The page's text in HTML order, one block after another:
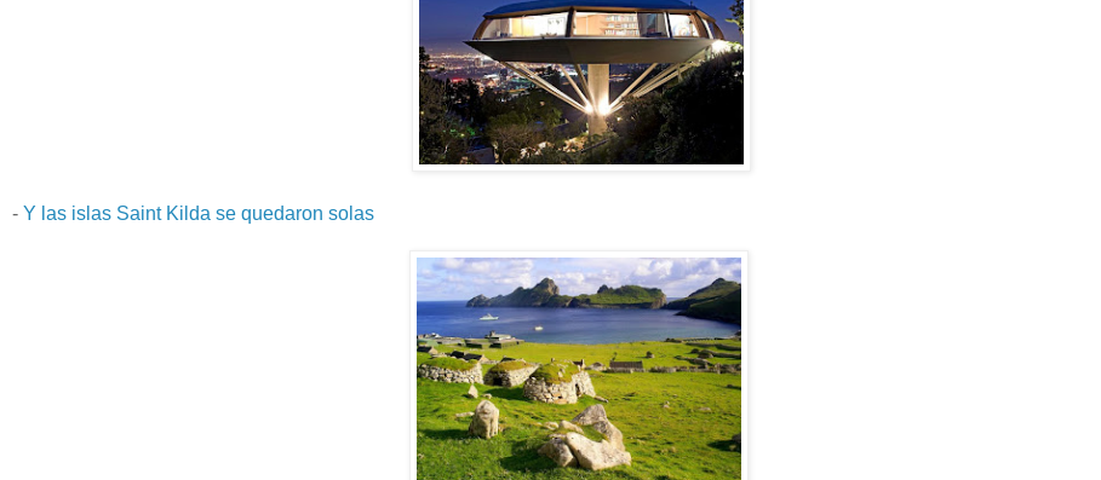
- Y las islas Saint Kilda se quedaron solas